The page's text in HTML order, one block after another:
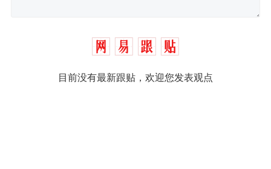
目前没有最新跟贴，欢迎您发表观点